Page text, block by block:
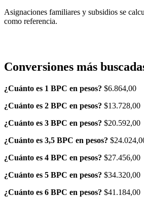
Asignaciones familiares y subsidios se
como referencia.
Conversiones más
¿Cuánto es 1 BPC en pesos? $6.864,00
¿Cuánto es 2 BPC en pesos? $13.728,00
¿Cuánto es 3 BPC en pesos? $20.592,00
¿Cuánto es 3,5 BPC en pesos?
¿Cuánto es 4 BPC en pesos? $27.456,00
¿Cuánto es 5 BPC en pesos? $34.320,00
¿Cuánto es 6 BPC en pesos? $41.184,00